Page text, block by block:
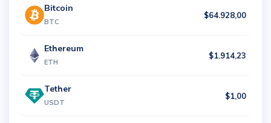
Bitcoin
BTC
$64.928,00
Ethereum
ETH
$1.914,23
Tether
USDT
$1,00